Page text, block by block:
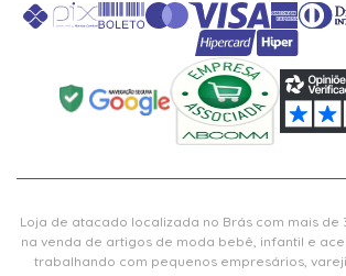
Loja de atacado localizada no Brás com mais de
na venda de artigos de moda bebê, infantil e
trabalhando com pequenos empresários,